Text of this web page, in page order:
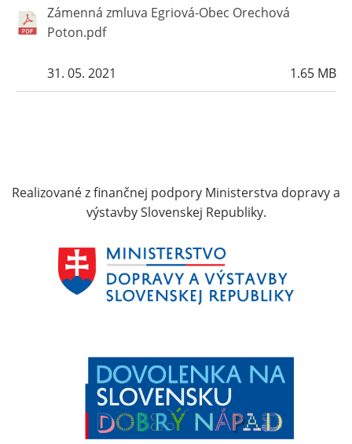
Zámenná zmluva Egriová-Obec Orechová
Poton.pdf
1.65 MB
31. 05. 2021
Realizované z finančnej podpory Ministerstva dopravy a
výstavby Slovenskej Republiky.